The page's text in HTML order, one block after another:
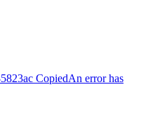
CopiedAn error has